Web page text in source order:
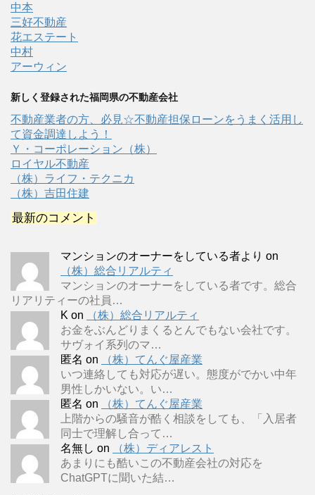
中本
三好不動産
花エステート
中村
アーウィン
新しく登録された福岡県の不動産会社
不動産業者の方、必見☆不動産担保ローンをうまく活用し
て資金調達しよう！
Ｙ・コーポレーション（株）
ロイヤル不動産
（株）ライフ・テクニカ
（株）吉田住建
最新のコメント
マンションのオーナーをしている者より on
（株）総合リアルティ
マンションのオーナーをしている者です。総合
リアリティーの社員…
K on
（株）総合リアルティ
お金をぶんどりまくるとんでもない会社です。
サヴォイ系列のマ…
匿名 on
（株）てんぐ屋産業
いつ連絡しても対応が遅い。態度がでかい中年
男性しかいない。い…
匿名 on
（株）てんぐ屋産業
上階からの騒音が酷く相談をしても、「入居者
同士で理解し合って…
名無し on
（株）ディアレスト
あまりにも酷いこの不動産会社の対応を
ChatGPTに聞いた結…